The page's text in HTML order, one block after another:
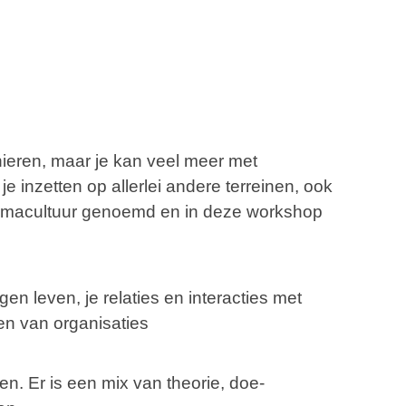
maar je kan veel meer met
inzetten op allerlei andere terreinen, ook
genoemd en in deze workshop
leven, je relaties en interacties met
van organisaties
Er is een mix van theorie, doe-